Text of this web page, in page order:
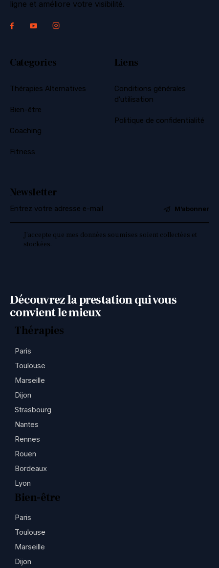
ligne et améliore votre visibilité.
Categories
Thérapies Alternatives
Bien-être
Coaching
Fitness
Liens
Conditions générales
d’utilisation
Politique de confidentialité
Newsletter
M’abonner
J’accepte que mes données soumises soient collectées et
stockées.
Découvrez la prestation qui vous
convient le mieux
Thérapies
Paris
Toulouse
Marseille
Dijon
Strasbourg
Nantes
Rennes
Rouen
Bordeaux
Lyon
Bien-être
Paris
Toulouse
Marseille
Dijon